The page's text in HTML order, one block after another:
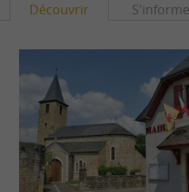
Découvrir